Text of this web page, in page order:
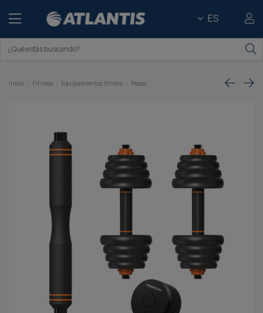
ES
Inicio Fitness Equipamientos fitness Pesas